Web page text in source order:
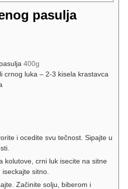
pasulja
400g
crnog luka – 2-3 kisela krastavca
i ocedite svu tečnost. Sipajte u
kolutove, crni luk isecite na sitne
sitno.
Začinite solju, biberom i